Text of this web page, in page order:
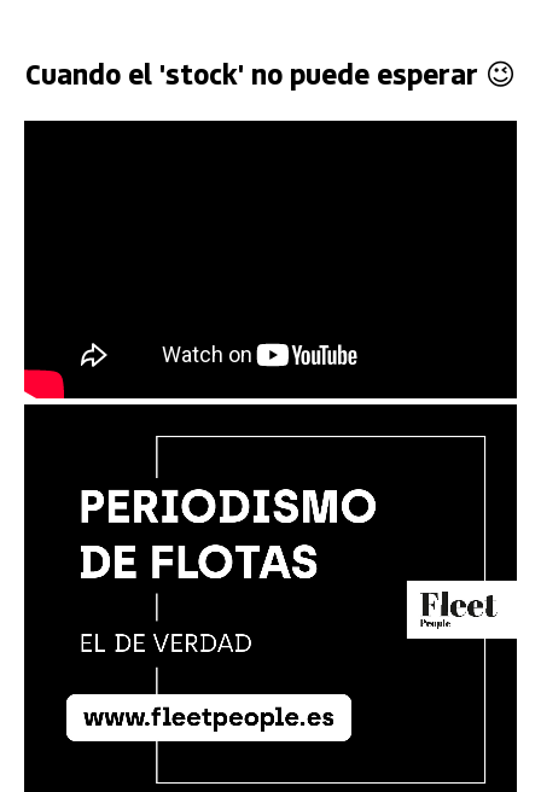
Cuando el 'stock' no puede esperar 😉